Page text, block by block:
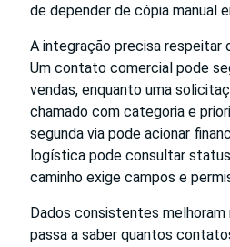
de depender de cópia manual
A integração precisa respeitar
Um contato comercial pode
vendas, enquanto uma
chamado com categoria e
segunda via pode acionar
logística pode consultar
caminho exige campos e
Dados consistentes
passa a saber quantos